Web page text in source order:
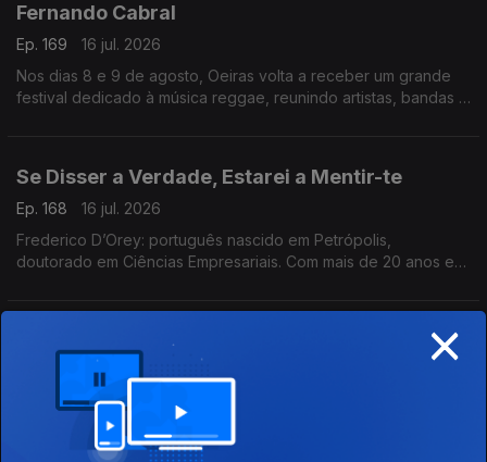
Fernando Cabral
Ep. 169
16 jul. 2026
Nos dias 8 e 9 de agosto, Oeiras volta a receber um grande
festival dedicado à música reggae, reunindo artistas, bandas e
Se Disser a Verdade, Estarei a Mentir-te
Ep. 168
16 jul. 2026
Frederico D’Orey: português nascido em Petrópolis,
doutorado em Ciências Empresariais. Com mais de 20 anos em
Chef Francisca Dias
15 jul. 2026
Vamos conhecer a vencedora do Prémio Chefe do Ano 2026:
Chef Francisca Dias. Após vencer o Hell’s Kitchen em 2021 e
passar por vários restaurantes, concretizou o sonho de abrir o
×